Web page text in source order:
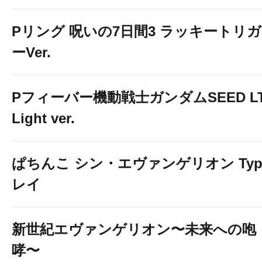
Pリング 呪いの7日間3 ラッキートリガ
ーVer.
Pフィーバー機動戦士ガンダムSEED
Light ver.
ぱちんこ シン・エヴァンゲリオン
レイ
新世紀エヴァンゲリオン〜未来への咆
哮〜